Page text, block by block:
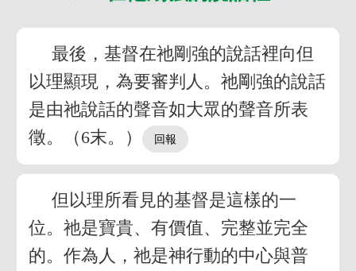
最後，基督在祂剛強的說話裡向但
以理顯現，為要審判人。祂剛強的說話
是由祂說話的聲音如大眾的聲音所表
徵。（6末。）
但以理所看見的基督是這樣的一
位。祂是寶貴、有價值、完整並完全
的。作為人，祂是神行動的中心與普